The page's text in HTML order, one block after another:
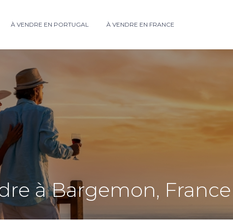
À VENDRE EN PORTUGAL À VENDRE EN FRANCE
à Bargemon, France